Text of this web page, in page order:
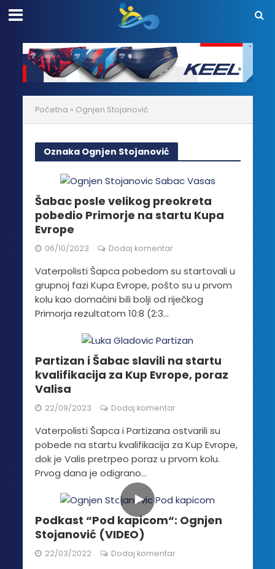
Početna » Ognjen Stojanović
Oznaka Ognjen Stojanović
Šabac posle velikog preokreta
pobedio Primorje na startu Kupa
Evrope
06/10/2023 Dodaj komentar
Vaterpolisti Šapca pobedom su startovali u
grupnoj fazi Kupa Evrope, pošto su u prvom
kolu kao domaćini bili bolji od riječkog
Primorja rezultatom 10:8 (2:3...
Partizan i Šabac slavili na startu
kvalifikacija za Kup Evrope, poraz
Valisa
22/09/2023 Dodaj komentar
Vaterpolisti Šapca i Partizana ostvarili su
pobede na startu kvalifikacija za Kup Evrope,
dok je Valis pretrpeo poraz u prvom kolu.
Prvog dana je odigrano...
Podkast “Pod kapicom“: Ognjen
Stojanović (VIDEO)
22/03/2022 Dodaj komentar